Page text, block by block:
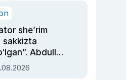
she’rim
sakkizta
Abdulla
asrab